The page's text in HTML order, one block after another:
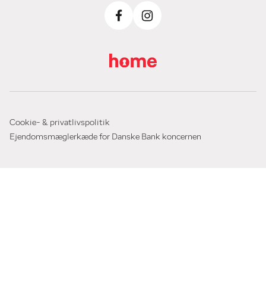
Cookie- & privatlivspolitik
Ejendomsmæglerkæde for Danske Bank koncernen